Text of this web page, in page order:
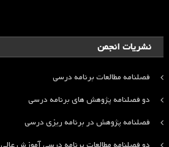
نشریات انجمن
فصلنامه مطالعات برنامه درسی
دو فصلنامه پژوهش های برنامه درسی
فصلنامه پژوهش در برنامه ریزی درسی